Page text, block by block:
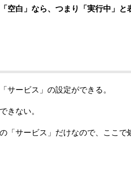
空白」なら、つまり「実行中」と
サービス」の設定ができる。
きない。
「サービス」だけなので、ここで